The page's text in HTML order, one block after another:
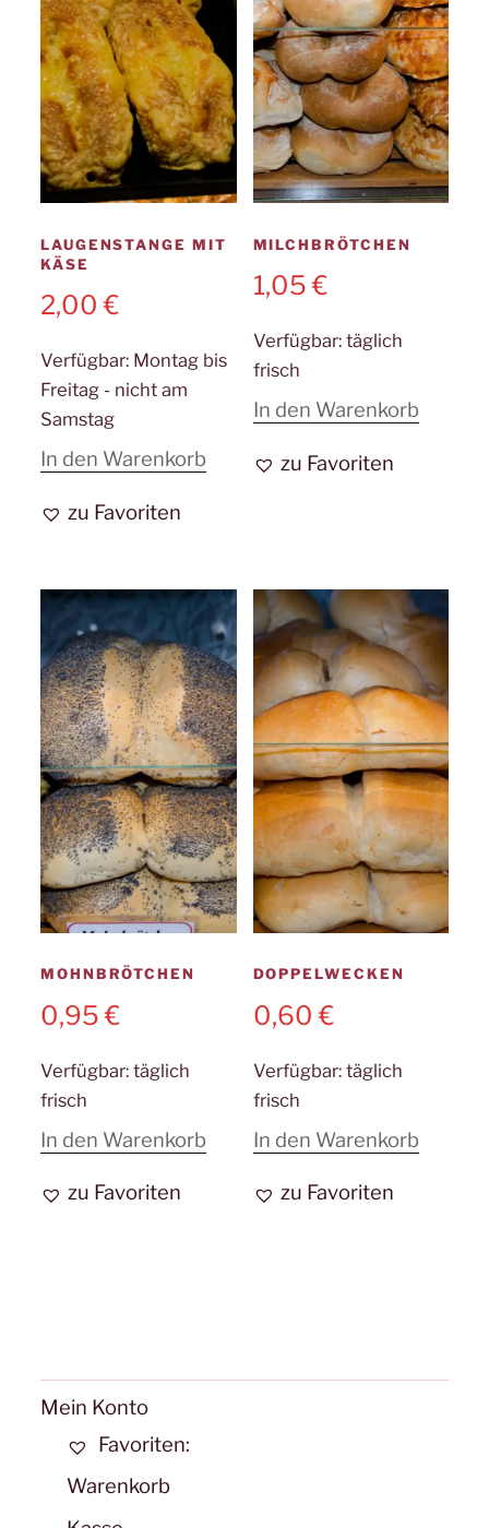
LAUGENSTANGE MIT
KÄSE
2,00€
Verfügbar: Montag bis
Freitag - nicht am
Samstag
In den Warenkorb
zu Favoriten
MILCHBRÖTCHEN
1,05€
Verfügbar: täglich
frisch
In den Warenkorb
zu Favoriten
MOHNBRÖTCHEN
0,95€
Verfügbar: täglich
frisch
In den Warenkorb
zu Favoriten
DOPPELWECKEN
0,60€
Verfügbar: täglich
frisch
In den Warenkorb
zu Favoriten
Mein Konto
Favoriten:
Warenkorb